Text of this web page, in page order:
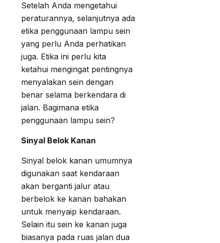
Setelah Anda mengetahui
peraturannya, selanjutnya ada
etika penggunaan lampu sein
yang perlu Anda perhatikan
juga. Etika ini perlu kita
ketahui mengingat pentingnya
menyalakan sein dengan
benar selama berkendara di
jalan. Bagimana etika
penggunaan lampu sein?
Sinyal Belok Kanan
Sinyal belok kanan umumnya
digunakan saat kendaraan
akan berganti jalur atau
berbelok ke kanan bahakan
untuk menyaip kendaraan.
Selain itu sein ke kanan juga
biasanya pada ruas jalan dua